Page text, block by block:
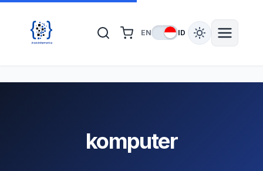
EN ID
komputer